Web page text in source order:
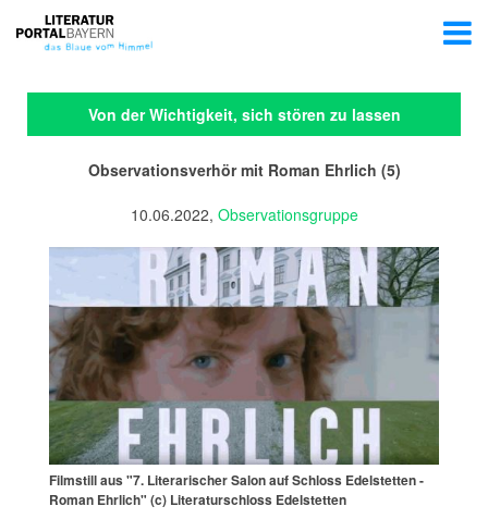
Von der Wichtigkeit, sich stören zu lassen
Observationsverhör mit Roman Ehrlich (5)
10.06.2022, Observationsgruppe
Filmstill aus "7. Literarischer Salon auf Schloss Edelstetten -
Roman Ehrlich" (c) Literaturschloss Edelstetten